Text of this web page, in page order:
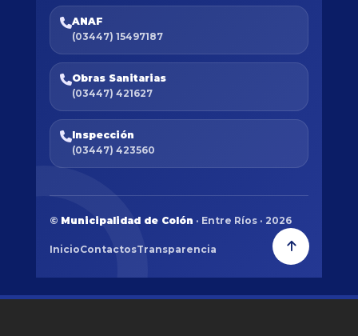
ANAF
(03447) 15497187
Obras Sanitarias
(03447) 421627
Inspección
(03447) 423560
© Municipalidad de Colón · Entre Ríos · 2026
InicioContactosTransparencia